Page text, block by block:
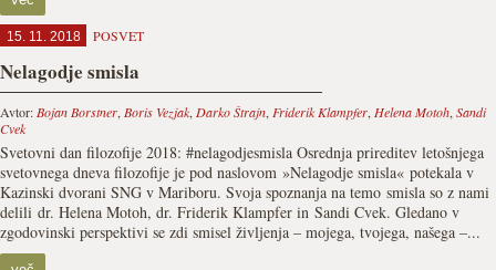
15. 11. 2018 POSVET
Nelagodje smisla
Avtor: Bojan Borstner, Boris Vezjak, Darko Štrajn, Friderik Klampfer, Helena Motoh, Sandi
Cvek
Svetovni dan filozofije 2018: #nelagodjesmisla Osrednja prireditev letošnjega
svetovnega dneva filozofije je pod naslovom »Nelagodje smisla« potekala v
Kazinski dvorani SNG v Mariboru. Svoja spoznanja na temo smisla so z nami
delili dr. Helena Motoh, dr. Friderik Klampfer in Sandi Cvek. Gledano v
zgodovinski perspektivi se zdi smisel življenja – mojega, tvojega, našega –...